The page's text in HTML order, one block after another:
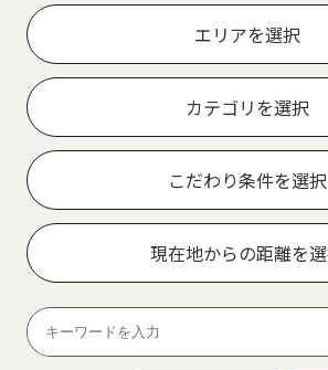
エリアを選択
カテゴリを選択
こだわり条件を選択
現在地からの距離を